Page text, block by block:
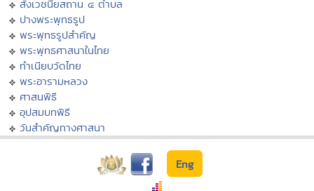
สังเวชนียสถาน ๔ ตำบล
ปางพระพุทธรูป
พระพุทธรูปสำคัญ
พระพุทธศาสนาในไทย
ทำเนียบวัดไทย
พระอารามหลวง
ศาสนพิธี
อุปสมบทพิธี
วันสำคัญทางศาสนา
Eng